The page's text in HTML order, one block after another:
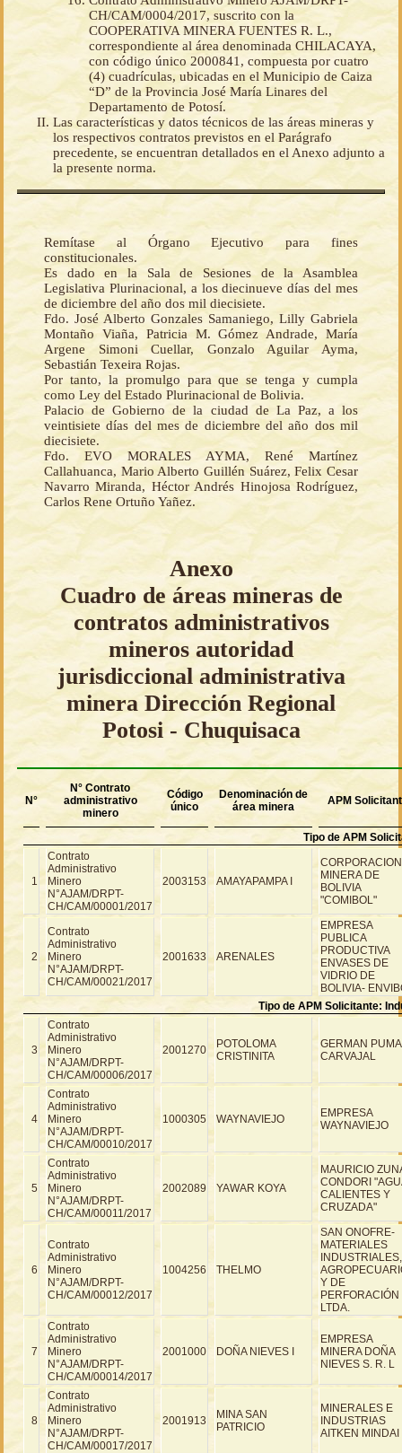
CH/CAM/0004/2017, suscrito con la
COOPERATIVA MINERA FUENTES R. L.,
correspondiente al área denominada CHILACAYA,
con código único 2000841, compuesta por cuatro
(4) cuadrículas, ubicadas en el Municipio de Caiza
“D” de la Provincia José María Linares del
Departamento de Potosí.
Las características y datos técnicos de las áreas mineras y
los respectivos contratos previstos en el Parágrafo
precedente, se encuentran detallados en el Anexo adjunto a
la presente norma.
Remítase al Órgano Ejecutivo para fines
constitucionales.
Es dado en la Sala de Sesiones de la Asamblea
Legislativa Plurinacional, a los diecinueve días del mes
de diciembre del año dos mil diecisiete.
Fdo. José Alberto Gonzales Samaniego, Lilly Gabriela
Montaño Viaña, Patricia M. Gómez Andrade, María
Argene Simoni Cuellar, Gonzalo Aguilar Ayma,
Sebastián Texeira Rojas.
Por tanto, la promulgo para que se tenga y cumpla
como Ley del Estado Plurinacional de Bolivia.
Palacio de Gobierno de la ciudad de La Paz, a los
veintisiete días del mes de diciembre del año dos mil
diecisiete.
Fdo. EVO MORALES AYMA, René Martínez
Callahuanca, Mario Alberto Guillén Suárez, Felix Cesar
Navarro Miranda, Héctor Andrés Hinojosa Rodríguez,
Carlos Rene Ortuño Yañez.
Anexo
Cuadro de áreas mineras de
contratos administrativos
mineros autoridad
jurisdiccional administrativa
minera Dirección Regional
Potosi - Chuquisaca
N°
N° Contrato
administrativo
minero
Código
único
Denominación de
área minera
APM
Tipo de APM
1
Contrato
Administrativo
Minero
N°AJAM/DRPT-
CH/CAM/00001/2017
2003153 AMAYAPAMPA I
CORPORACION
MINERA DE
BOLIVIA
"COMIBOL"
2
Contrato
Administrativo
Minero
N°AJAM/DRPT-
CH/CAM/00021/2017
2001633 ARENALES
EMPRESA
PUBLICA
PRODUCTIVA
ENVASES DE
VIDRIO DE
BOLIVIA-
Tipo de APM Solicitante:
3
Contrato
Administrativo
Minero
N°AJAM/DRPT-
CH/CAM/00006/2017
2001270
POTOLOMA
CRISTINITA
GERMAN PUMA
CARVAJAL
4
Contrato
Administrativo
Minero
N°AJAM/DRPT-
CH/CAM/00010/2017
1000305 WAYNAVIEJO
EMPRESA
WAYNAVIEJO
5
Contrato
Administrativo
Minero
N°AJAM/DRPT-
CH/CAM/00011/2017
2002089 YAWAR KOYA
MAURICIO
CONDORI
CALIENTES Y
CRUZADA"
6
Contrato
Administrativo
Minero
N°AJAM/DRPT-
CH/CAM/00012/2017
1004256 THELMO
SAN ONOFRE-
MATERIALES
INDUSTRIALES,
Y DE
PERFORACIÓN
LTDA.
7
Contrato
Administrativo
Minero
N°AJAM/DRPT-
CH/CAM/00014/2017
2001000 DOÑA NIEVES I
EMPRESA
MINERA DOÑA
NIEVES S. R. L
8
Contrato
Administrativo
Minero
N°AJAM/DRPT-
CH/CAM/00017/2017
2001913
MINA SAN
PATRICIO
MINERALES E
INDUSTRIAS
AITKEN MINDAI